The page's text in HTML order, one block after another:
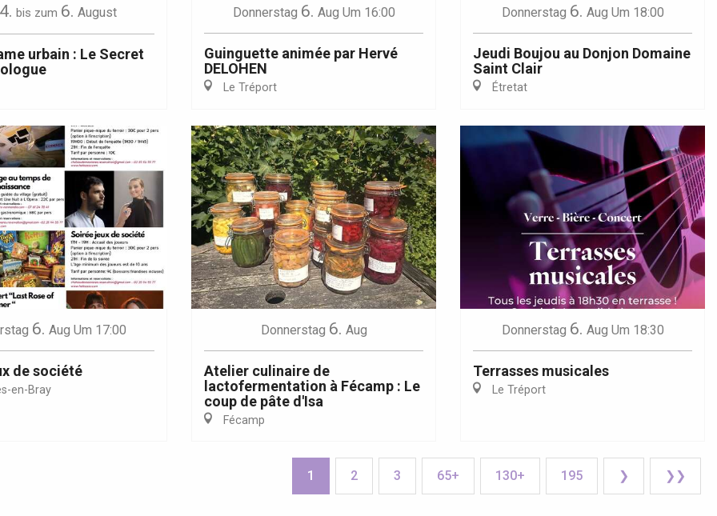
4. bis zum 6. August
urbain : Le Secret
Donnerstag 6. Aug Um 16:00
Guinguette animée par Hervé
DELOHEN
Le Tréport
Donnerstag 6. Aug Um 18:00
Jeudi Boujou au Donjon Domaine
Saint Clair
Étretat
6. Aug Um 17:00
de société
en-Bray
Donnerstag 6. Aug
Atelier culinaire de
lactofermentation à Fécamp : Le
coup de pâte d'Isa
Fécamp
Donnerstag 6. Aug Um 18:30
Terrasses musicales
Le Tréport
1 2 3 65+ 130+ 195 ❯ ❯❯